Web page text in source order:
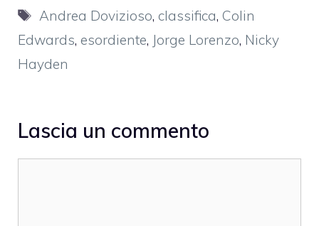
Tag
Andrea Dovizioso, classifica, Colin
Edwards, esordiente, Jorge Lorenzo, Nicky
Hayden
Lascia un commento